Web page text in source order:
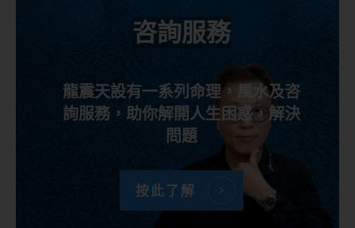
咨詢服務
龍震天設有一系列命理，風水及咨
詢服務，助你解開人生困惑，解決
問題
按此了解